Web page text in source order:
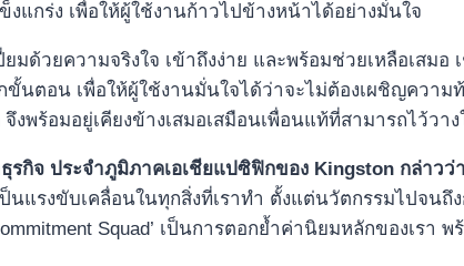
แกร่ง เพื่อให้ผู้ใช้งานก้าวไปข้างหน้าได้อย่างมั่นใจ
มด้วยความจริงใจ เข้าถึงง่าย และพร้อมช่วยเหลือเสม
นตอน เพื่อให้ผู้ใช้งานมั่นใจได้ว่าจะไม่ต้องเผชิญความ
งพร้อมอยู่เคียงข้างเสมอเสมือนเพื่อนแท้ที่สามารถไว้วา
กิจ ประจำภูมิภาคเอเชียแปซิฟิกของ Kingston กล่าวว่า
นแรงขับเคลื่อนในทุกสิ่งที่เราทำ ตั้งแต่นวัตกรรมไปจน
Squad’ เป็นการตอกย้ำค่านิยมหลักของเ